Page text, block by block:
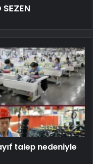
talep nedeniyle